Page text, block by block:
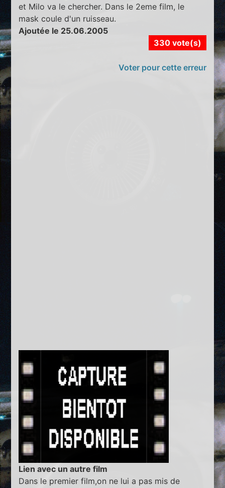
et Milo va le chercher. Dans le 2eme film, le
mask coule d'un ruisseau.
Ajoutée le 25.06.2005
330 vote(s)
Voter pour cette erreur
Lien avec un autre film
Dans le premier film,on ne lui a pas mis de